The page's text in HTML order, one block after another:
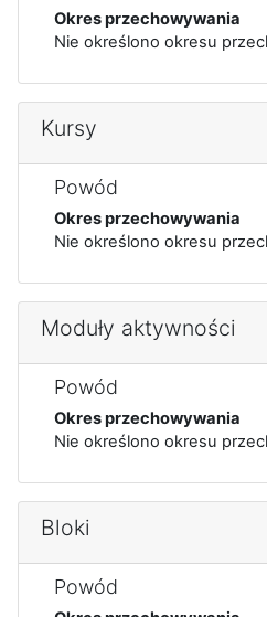
Okres przechowywania
Nie określono okresu
Kursy
Powód
Okres przechowywania
Nie określono okresu
Moduły aktywności
Powód
Okres przechowywania
Nie określono okresu
Bloki
Powód